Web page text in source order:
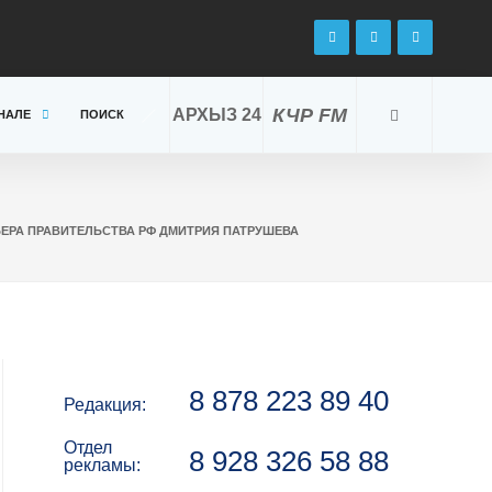
КЧР FM
АРХЫЗ 24
ПОИСК
ПРАВИТЕЛЬСТВА РФ ДМИТРИЯ ПАТРУШЕВА
Редакция: 8 878 223 89 40
Отдел
рекламы:
8 928 326 58 88